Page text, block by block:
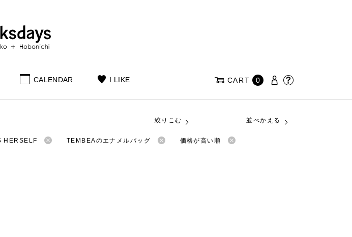
CALENDAR I LIKE CART 0
絞りこむ 並べかえる
HERSELF TEMBEAのエナメルバッグ 価格が高い順